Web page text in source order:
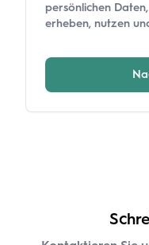
persönlichen
erheben, nutzen